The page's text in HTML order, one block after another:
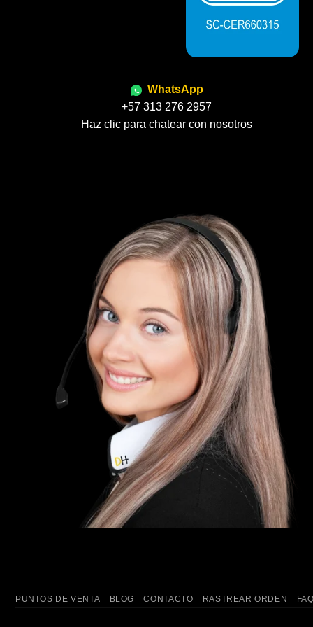
WhatsApp
+57 313 276 2957
Haz clic para chatear con nosotros
PUNTOS DE VENTA BLOG CONTACTO RASTREAR ORDEN FAQ